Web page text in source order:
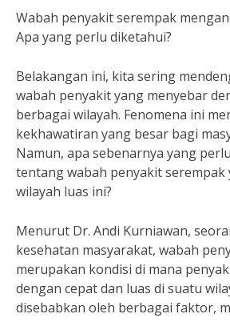
Wabah penyakit serempak
Apa yang perlu diketahui?
Belakangan ini, kita sering
wabah penyakit yang menyebar
berbagai wilayah. Fenomena ini
kekhawatiran yang besar bagi
Namun, apa sebenarnya yang
tentang wabah penyakit serempak
wilayah luas ini?
Menurut Dr. Andi Kurniawan,
kesehatan masyarakat, wabah
merupakan kondisi di mana
dengan cepat dan luas di suatu
disebabkan oleh berbagai faktor,